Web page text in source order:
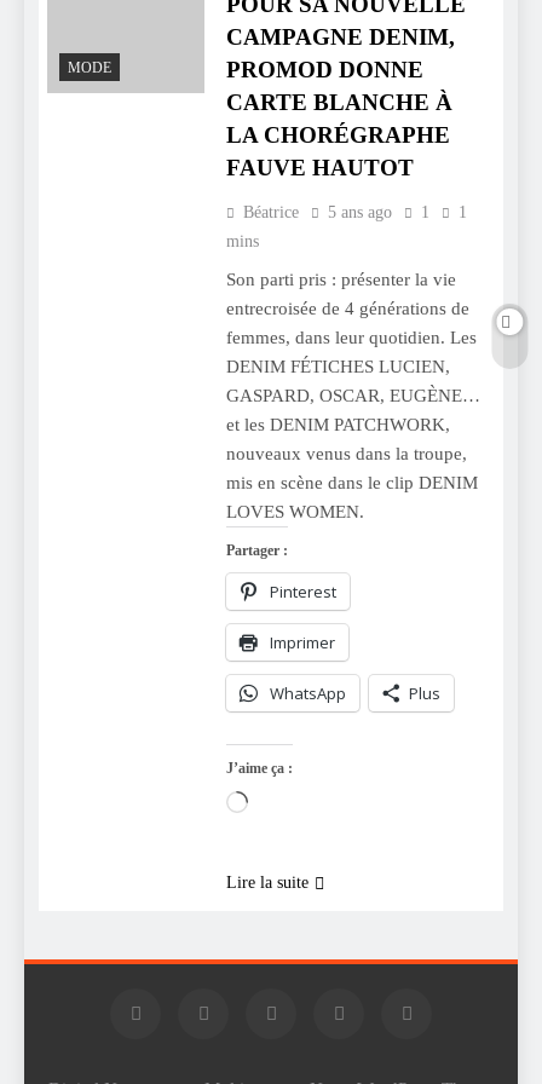
MODE
CAMPAGNE DENIM,
PROMOD DONNE
CARTE BLANCHE À
LA CHORÉGRAPHE
FAUVE HAUTOT
Béatrice 5 ans ago 1
1
mins
Son parti pris : présenter la vie
entrecroisée de 4 générations de
femmes, dans leur quotidien. Les
DENIM FÉTICHES LUCIEN,
GASPARD, OSCAR, EUGÈNE…
et les DENIM PATCHWORK,
nouveaux venus dans la troupe,
mis en scène dans le clip DENIM
LOVES WOMEN.
Partager :
Pinterest
Imprimer
WhatsApp Plus
J’aime ça :
Chargement…
Lire la suite